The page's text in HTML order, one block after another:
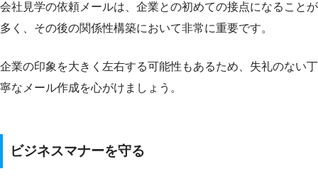
会社見学の依頼メールは、企業との初めての接点になることが
多く、その後の関係性構築において非常に重要です。
企業の印象を大きく左右する可能性もあるため、失礼のない丁
寧なメール作成を心がけましょう。
ビジネスマナーを守る